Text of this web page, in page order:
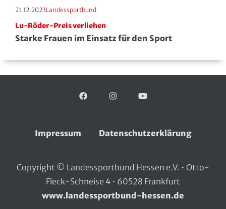
Erscheinungstag:
21.12.2023
Kategorie: Landessportbund
Lu-Röder-Preis verliehen
Starke Frauen im Einsatz für den Sport
Folgen Sie uns auf:
FacebookInstagramYouTube
Impressum Datenschutzerklärung
Copyright © Landessportbund Hessen e.V. • Otto-
Fleck-Schneise 4 • 60528 Frankfurt
www.landessportbund-hessen.de